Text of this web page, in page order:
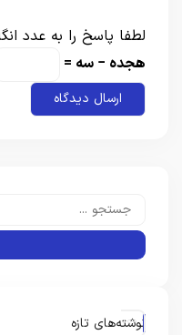
لطفا پاسخ را به عدد
هجده − سه =
نوشته‌های تازه